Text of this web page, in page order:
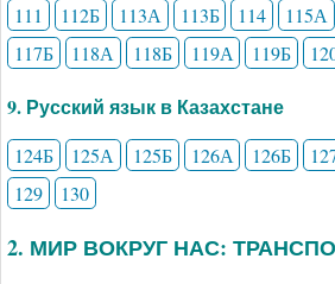
111 112Б 113А 113Б 114 115А
117Б
118А 118Б 119А 119Б
9. Русский язык в Казахстане
124Б 125А 125Б 126А 126Б
129
130
2. МИР ВОКРУГ НАС: